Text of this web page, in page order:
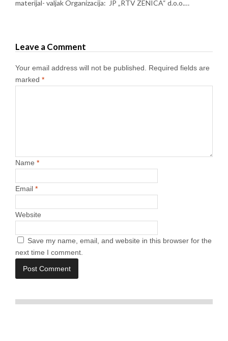
materijal- valjak Organizacija: JP „RTV ZENICA“ d.o.o.…
Leave a Comment
Your email address will not be published.
Required fields are
marked *
Name *
Email *
Website
Save my name, email, and website in this browser for the
next time I comment.